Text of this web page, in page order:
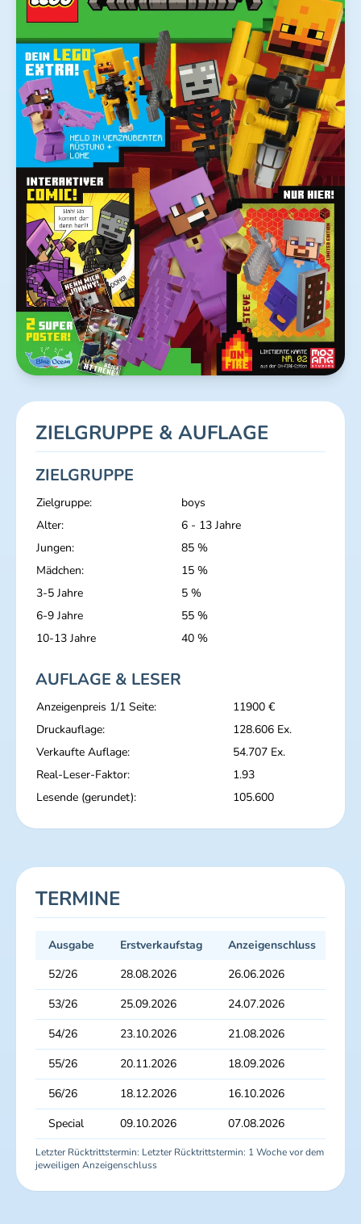
ZIELGRUPPE & AUFLAGE
ZIELGRUPPE
Zielgruppe:
boys
Alter:
6 - 13 Jahre
Jungen:
85 %
Mädchen:
15 %
3-5 Jahre
5 %
6-9 Jahre
55 %
10-13 Jahre
40 %
AUFLAGE & LESER
Anzeigenpreis 1/1 Seite:
11900 €
Druckauflage:
128.606 Ex.
Verkaufte Auflage:
54.707 Ex.
Real-Leser-Faktor:
1.93
Lesende (gerundet):
105.600
TERMINE
Ausgabe Erstverkaufstag Anzeigenschluss
52/26
28.08.2026 26.06.2026
53/26
25.09.2026 24.07.2026
54/26
23.10.2026 21.08.2026
55/26
20.11.2026 18.09.2026
56/26
18.12.2026 16.10.2026
Special
09.10.2026 07.08.2026
Letzter Rücktrittstermin: Letzter Rücktrittstermin: 1 Woche vor dem
jeweiligen Anzeigenschluss